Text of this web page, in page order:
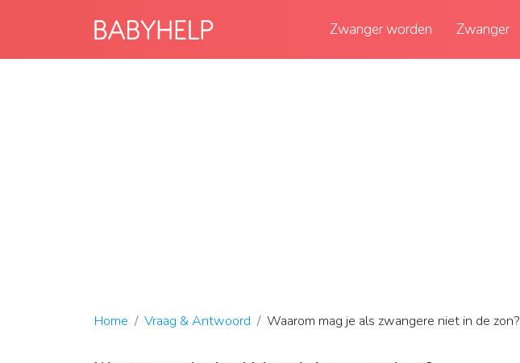
Zwanger worden Zwanger
Home Vraag & Antwoord Waarom mag je als zwangere niet in de zon?